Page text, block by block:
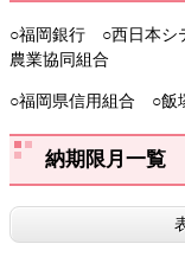
○福岡銀行 ○西日本
農業協同組合
○福岡県信用組合 ○
納期限月一覧